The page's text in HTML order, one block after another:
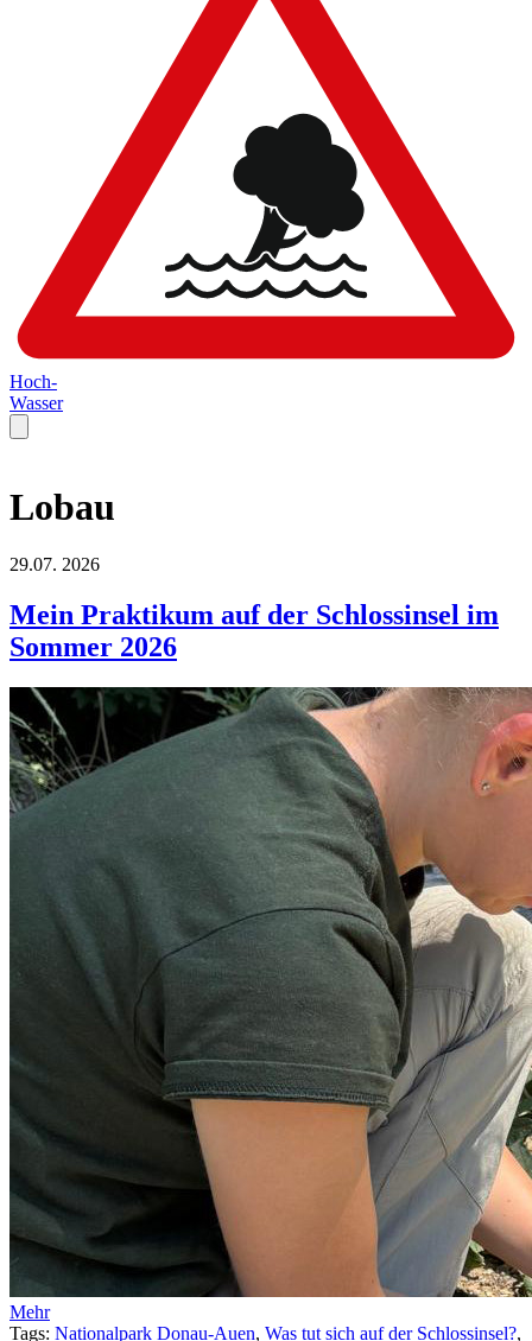
Hoch-
Wasser
Lobau
29.07. 2026
Mein Praktikum auf der Schlossinsel im
Sommer 2026
Mehr
Tags: Nationalpark Donau-Auen, Was tut sich auf der Schlossinsel?,